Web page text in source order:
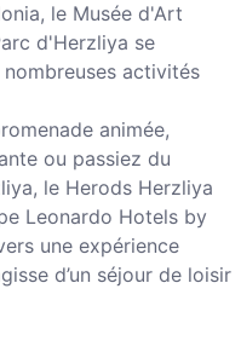
le Musée d'Art
d'Herzliya se
activités
animée,
ou passiez du
le Herods Herzliya
Leonardo Hotels by
une expérience
d’un séjour de loisir